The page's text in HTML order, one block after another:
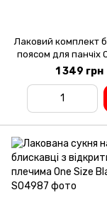
Лаковий комплект
поясом для панчіх
Black
1 349 грн